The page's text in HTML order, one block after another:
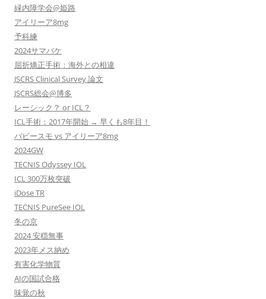
緑内障学会@姫路
アイリーア8mg
予科練
2024サマバケ
屈折矯正手術：海外との相違
JSCRS Clinical Survey 論文
JSCRS総会@博多
レーシック？ or ICL？
ICL手術：2017年開始 → 早くも8年目！
バビースモ vs アイリーア8mg
2024GW
TECNIS Odyssey IOL
ICL 300万枚突破
iDose TR
TECNIS PureSee IOL
冬の京
2024 安穏無事
2023年メス納め
有害化学物質
AIの国試合格
味覚の秋